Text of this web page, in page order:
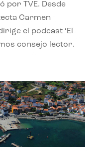
por TVE. Desde
Carmen
el podcast ‘El
consejo lector.